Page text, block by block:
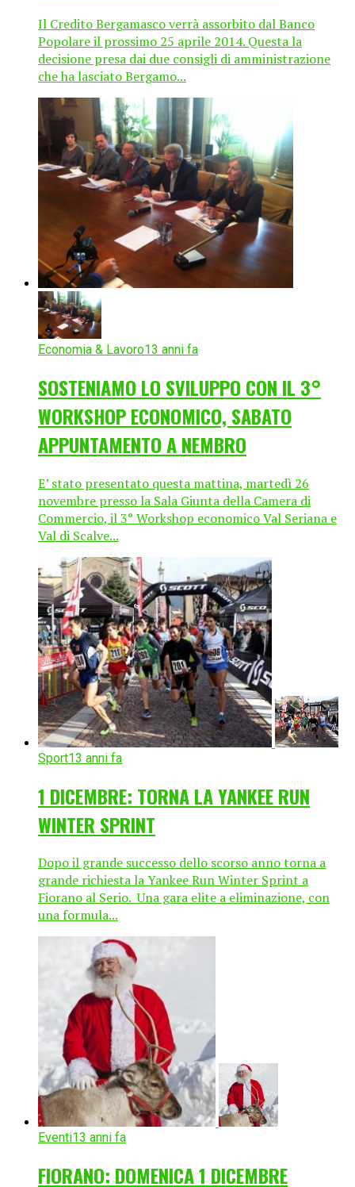
Il Credito Bergamasco verrà assorbito dal Banco
Popolare il prossimo 25 aprile 2014. Questa la
decisione presa dai due consigli di amministrazione
che ha lasciato Bergamo...
Economia & Lavoro13 anni fa
SOSTENIAMO LO SVILUPPO CON IL 3°
WORKSHOP ECONOMICO, SABATO
APPUNTAMENTO A NEMBRO
E’ stato presentato questa mattina, martedì 26
novembre presso la Sala Giunta della Camera di
Commercio, il 3° Workshop economico Val Seriana e
Val di Scalve...
Sport13 anni fa
1 DICEMBRE: TORNA LA YANKEE RUN
WINTER SPRINT
Dopo il grande successo dello scorso anno torna a
grande richiesta la Yankee Run Winter Sprint a
Fiorano al Serio. Una gara elite a eliminazione, con
una formula...
Eventi13 anni fa
FIORANO: DOMENICA 1 DICEMBRE